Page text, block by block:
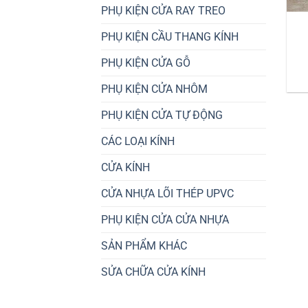
PHỤ KIỆN CỬA RAY TREO
PHỤ KIỆN CẦU THANG KÍNH
PHỤ KIỆN CỬA GỖ
PHỤ KIỆN CỬA NHÔM
PHỤ KIỆN CỬA TỰ ĐỘNG
CÁC LOẠI KÍNH
CỬA KÍNH
CỬA NHỰA LÕI THÉP UPVC
PHỤ KIỆN CỬA CỬA NHỰA
SẢN PHẨM KHÁC
SỬA CHỮA CỬA KÍNH